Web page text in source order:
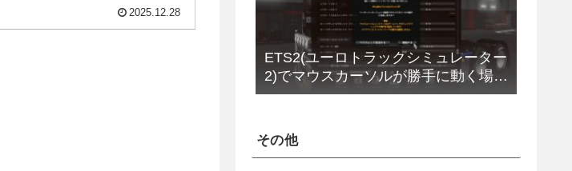
2025.12.28
ETS2(ユーロトラックシミュレーター
2)でマウスカーソルが勝手に動く場合
の解決法(改定版)
その他